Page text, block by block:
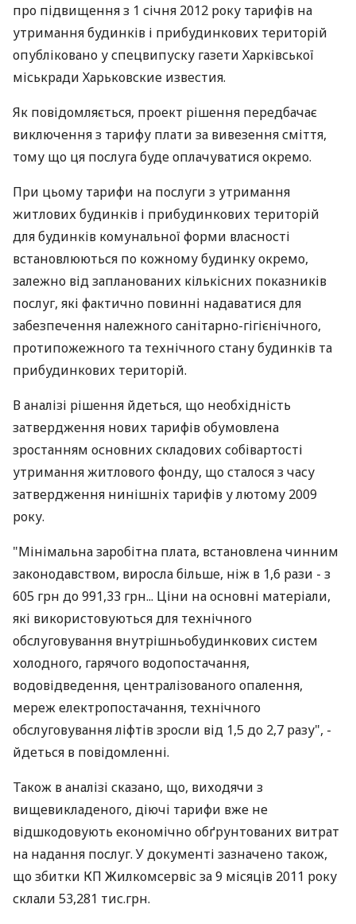
про підвищення з 1 січня 2012 року тарифів на
утримання будинків і прибудинкових територій
опубліковано у спецвипуску газети Харківської
міськради Харьковские известия.
Як повідомляється, проект рішення передбачає
виключення з тарифу плати за вивезення сміття,
тому що ця послуга буде оплачуватися окремо.
При цьому тарифи на послуги з утримання
житлових будинків і прибудинкових територій
для будинків комунальної форми власності
встановлюються по кожному будинку окремо,
залежно від запланованих кількісних показників
послуг, які фактично повинні надаватися для
забезпечення належного санітарно-гігієнічного,
протипожежного та технічного стану будинків та
прибудинкових територій.
В аналізі рішення йдеться, що необхідність
затвердження нових тарифів обумовлена
зростанням основних складових собівартості
утримання житлового фонду, що сталося з часу
затвердження нинішніх тарифів у лютому 2009
року.
"Мінімальна заробітна плата, встановлена чинним
законодавством, виросла більше, ніж в 1,6 рази - з
605 грн до 991,33 грн... Ціни на основні матеріали,
які використовуються для технічного
обслуговування внутрішньобудинкових систем
холодного, гарячого водопостачання,
водовідведення, централізованого опалення,
мереж електропостачання, технічного
обслуговування ліфтів зросли від 1,5 до 2,7 разу", -
йдеться в повідомленні.
Також в аналізі сказано, що, виходячи з
вищевикладеного, діючі тарифи вже не
відшкодовують економічно обґрунтованих витрат
на надання послуг. У документі зазначено також,
що збитки КП Жилкомсервіс за 9 місяців 2011 року
склали 53,281 тис.грн.